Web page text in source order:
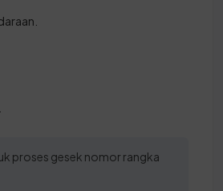
proses gesek nomor rangka